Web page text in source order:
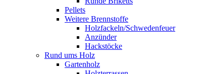
Pellets
Weitere Brennstoffe
Holzfackeln/Schwedenfeuer
Anzünder
Hackstöcke
Rund ums Holz
Gartenholz